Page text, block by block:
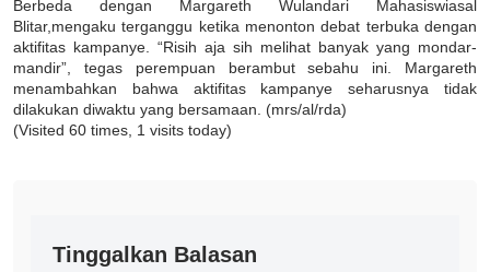
Berbeda dengan Margareth Wulandari Mahasiswiasal
Blitar,mengaku terganggu ketika menonton debat terbuka dengan
aktifitas kampanye. “Risih aja sih melihat banyak yang mondar-
mandir”, tegas perempuan berambut sebahu ini. Margareth
menambahkan bahwa aktifitas kampanye seharusnya tidak
dilakukan diwaktu yang bersamaan. (mrs/al/rda)
(Visited 60 times, 1 visits today)
Tinggalkan Balasan